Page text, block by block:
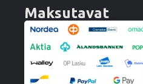
Maksutavat